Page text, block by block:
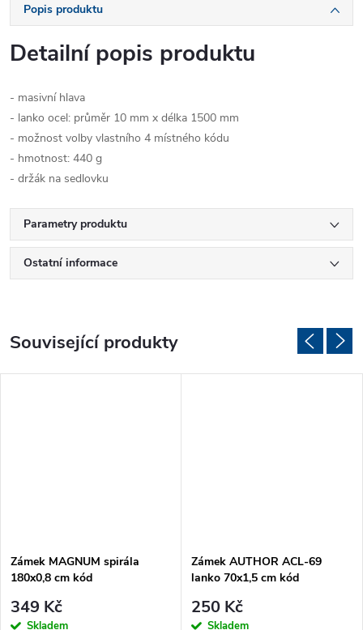
Popis produktu
Detailní popis produktu
- masivní hlava
- lanko ocel: průměr 10 mm x délka 1500 mm
- možnost volby vlastního 4 místného kódu
- hmotnost: 440 g
- držák na sedlovku
Parametry produktu
Ostatní informace
Související produkty
Zámek MAGNUM spirála
180x0,8 cm kód
349 Kč
Skladem
Zámek AUTHOR ACL-69
lanko 70x1,5 cm kód
250 Kč
Skladem